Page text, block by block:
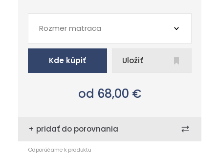
Rozmer matraca
Kde kúpiť Uložiť
od 68,00 €
+ pridať do porovnania
Odporúčame k produktu